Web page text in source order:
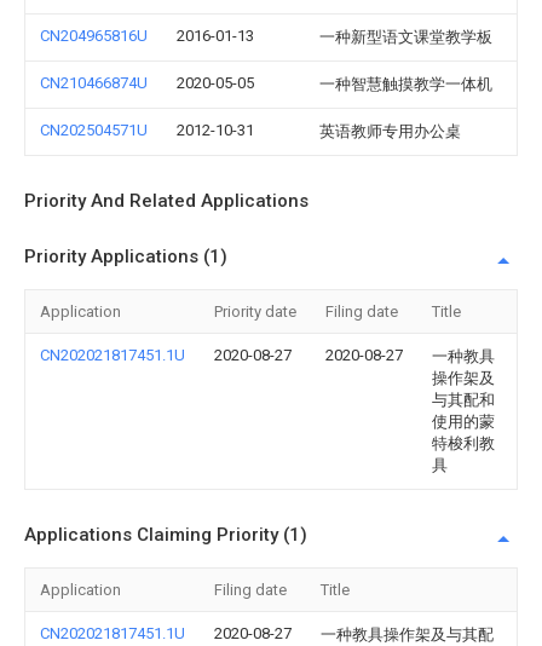
CN204965816U 2016-01-13 一种新型语文课堂教学板
CN210466874U 2020-05-05 一种智慧触摸教学一体机
CN202504571U 2012-10-31 英语教师专用办公桌
Priority And Related Applications
Priority Applications (1)
Application Priority date Filing date Title
CN202021817451.1U 2020-08-27 2020-08-27
一种教具
操作架及
与其配和
使用的蒙
特梭利教
具
Applications Claiming Priority (1)
Application Filing date Title
CN202021817451.1U 2020-08-27
一种教具操作架及与其配